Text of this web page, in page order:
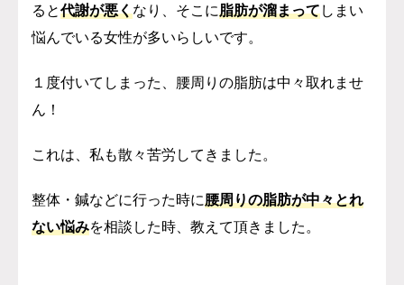
ると代謝が悪くなり、そこに脂肪が溜まってしまい
悩んでいる女性が多いらしいです。
１度付いてしまった、腰周りの脂肪は中々取れませ
ん！
これは、私も散々苦労してきました。
整体・鍼などに行った時に腰周りの脂肪が中々とれ
ない悩みを相談した時、教えて頂きました。